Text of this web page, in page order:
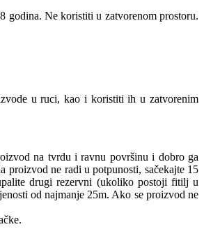
godina. Ne koristiti u zatvorenom prostoru.
u ruci, kao i koristiti ih u zatvorenim
na tvrdu i ravnu površinu i dobro ga
proizvod ne radi u potpunosti, sačekajte 15
drugi rezervni (ukoliko postoji fitilj u
od najmanje 25m. Ako se proizvod ne